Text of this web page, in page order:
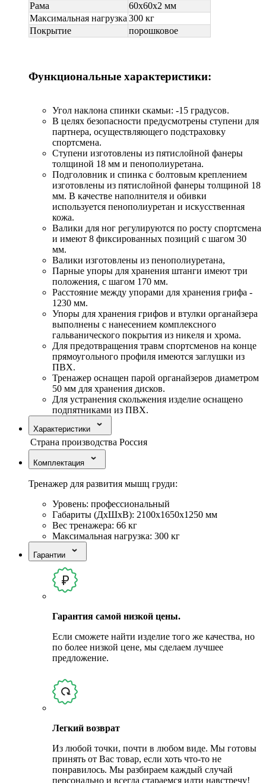
Рама
60х60х2 мм
Максимальная нагрузка300 кг
Покрытие
порошковое
Функциональные характеристики:
Угол наклона спинки скамьи: -15 градусов.
В целях безопасности предусмотрены ступени для
партнера, осуществляющего подстраховку
спортсмена.
Ступени изготовлены из пятислойной фанеры
толщиной 18 мм и пенополиуретана.
Подголовник и спинка с болтовым креплением
изготовлены из пятислойной фанеры толщиной 18
мм. В качестве наполнителя и обивки
используется пенополиуретан и искусственная
кожа.
Валики для ног регулируются по росту спортсмена
и имеют 8 фиксированных позиций с шагом 30
мм.
Валики изготовлены из пенополиуретана,
Парные упоры для хранения штанги имеют три
положения, с шагом 170 мм.
Расстояние между упорами для хранения грифа -
1230 мм.
Упоры для хранения грифов и втулки органайзера
выполнены с нанесением комплексного
гальванического покрытия из никеля и хрома.
Для предотвращения травм спортсменов на конце
прямоугольного профиля имеются заглушки из
ПВХ.
Тренажер оснащен парой органайзеров диаметром
50 мм для хранения дисков.
Для устранения скольжения изделие оснащено
подпятниками из ПВХ.
Характеристики
Страна производства Россия
Комплектация
Тренажер для развития мышц груди:
Уровень: профессиональный
Габариты (ДхШхВ): 2100х1650х1250 мм
Вес тренажера: 66 кг
Максимальная нагрузка: 300 кг
Гарантии
Гарантия самой низкой цены.
Если сможете найти изделие того же качества, но
по более низкой цене, мы сделаем лучшее
предложение.
Легкий возврат
Из любой точки, почти в любом виде. Мы готовы
принять от Вас товар, если хоть что-то не
понравилось. Мы разбираем каждый случай
персонально и всегда стараемся идти навстречу!